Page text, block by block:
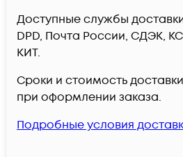
Доступные службы
DPD, Почта России, СДЭК,
КИТ.
Сроки и стоимость
при оформлении заказа.
Подробные условия